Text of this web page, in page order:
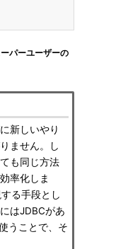
ーパーユーザーの
新しいやり
ません。し
も同じ方法
率化しま
る手段とし
はJDBCがあ
うことで、そ